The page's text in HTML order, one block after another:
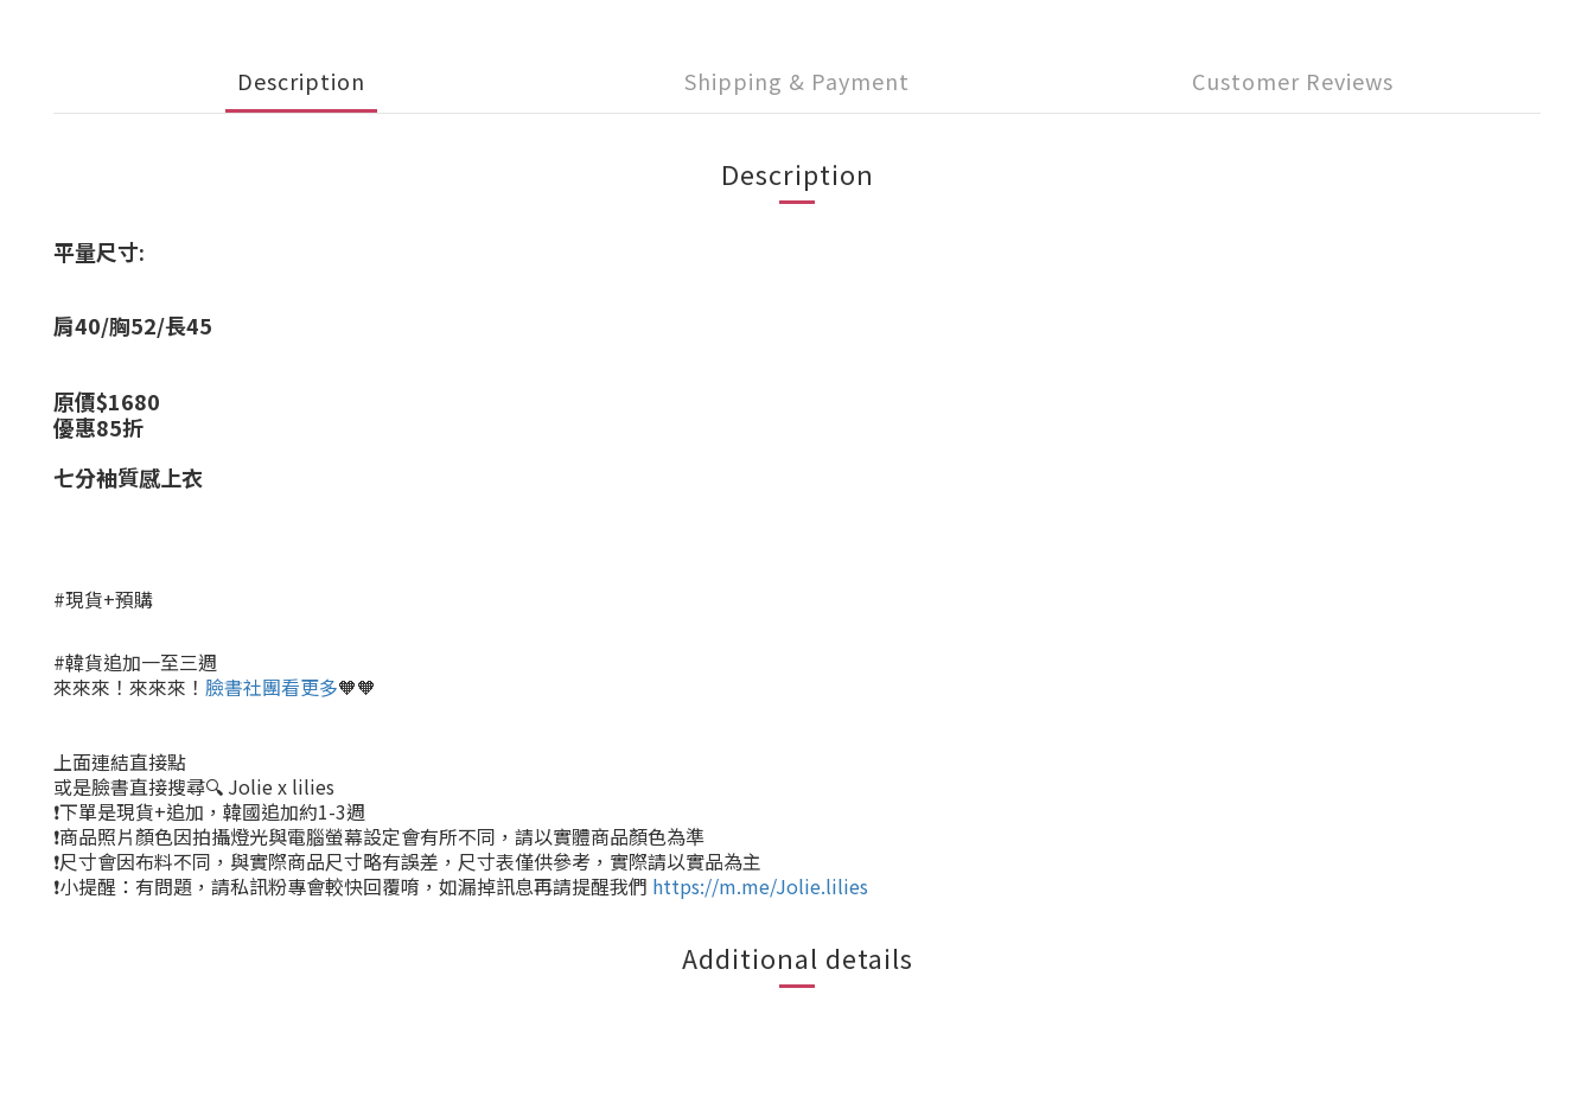
Description Shipping & Payment Customer Reviews
Description
平量尺寸:
肩40/胸52/長45
原價$1680
優惠85折
七分袖質感上衣
#現貨+預購
#韓貨追加一至三週
來來來！來來來！ 臉書社團看更多🧡🧡
上面連結直接點
或是臉書直接搜尋🔍 Jolie x lilies
❗下單是現貨+追加，韓國追加約1-3週
❗商品照片顏色因拍攝燈光與電腦螢幕設定會有所不同，請以實體商品顏色為準
❗尺寸會因布料不同，與實際商品尺寸略有誤差，尺寸表僅供參考，實際請以實品為主
❗小提醒：有問題，請私訊粉專會較快回覆唷，如漏掉訊息再請提醒我們 https://m.me/Jolie.lilies
Additional details